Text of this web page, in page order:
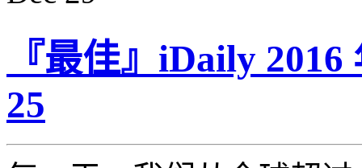
『最佳』iDaily
25